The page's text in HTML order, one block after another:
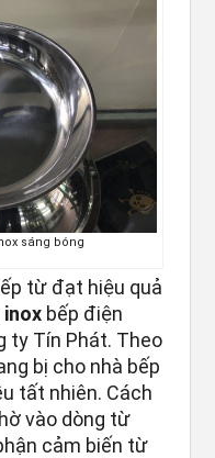
sáng bóng
từ đạt hiệu quả
inox bếp điện
ty Tín Phát. Theo
bị cho nhà bếp
tất nhiên. Cách
vào dòng từ
cảm biến từ